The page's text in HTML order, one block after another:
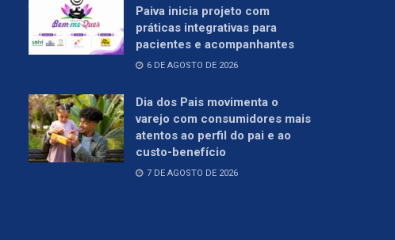
Paiva inicia projeto com
práticas integrativas para
pacientes e acompanhantes
6 DE AGOSTO DE 2026
Dia dos Pais movimenta o
varejo com consumidores mais
atentos ao perfil do pai e ao
custo-benefício
7 DE AGOSTO DE 2026